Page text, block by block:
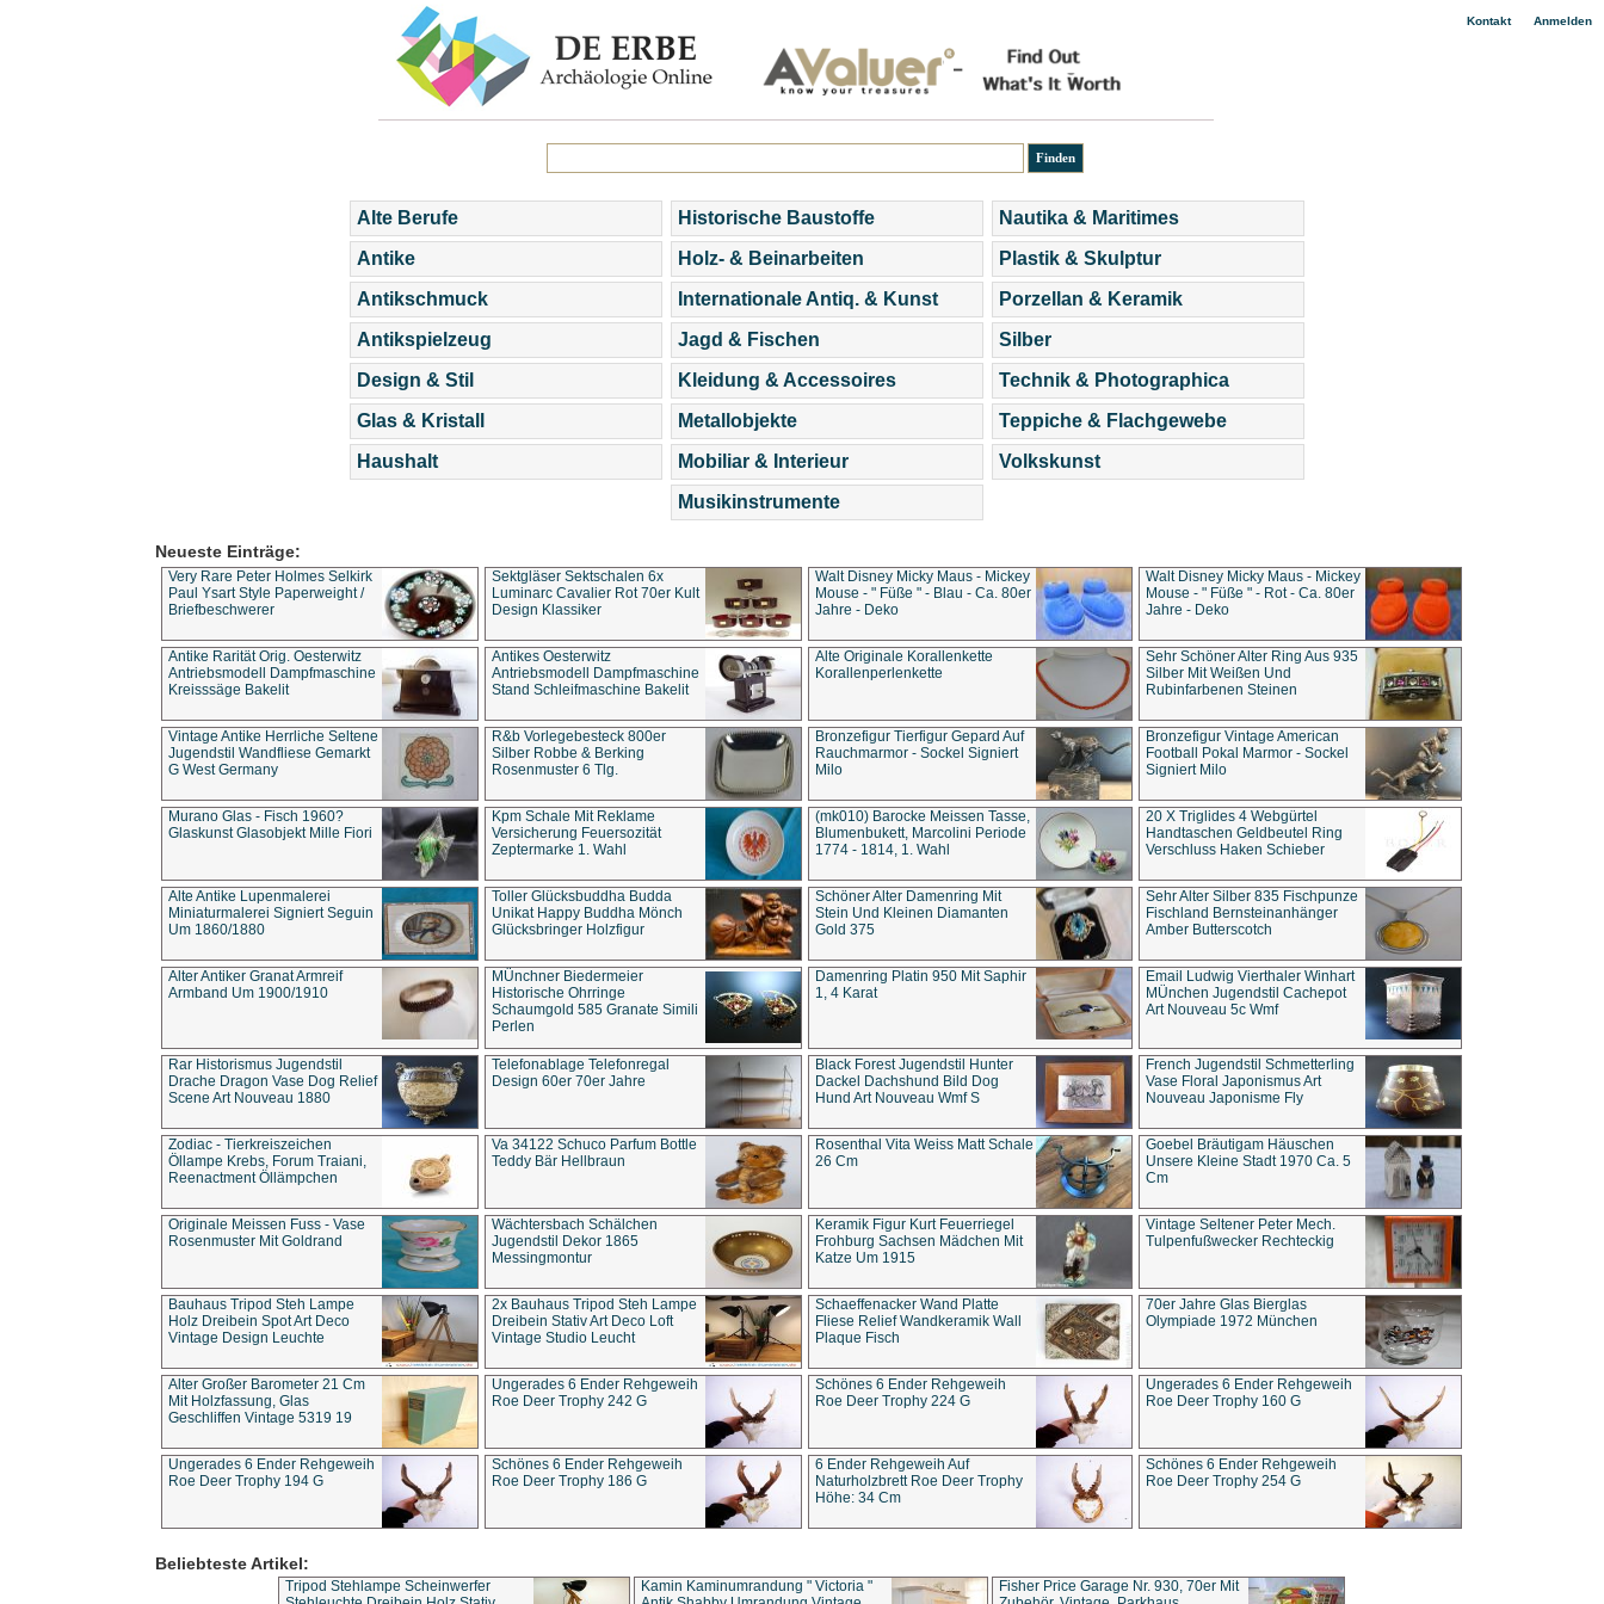
Kontakt| Anmelden
Alte Berufe
Antike
Antikschmuck
Antikspielzeug
Design & Stil
Glas & Kristall
Haushalt
Historische Baustoffe
Holz- & Beinarbeiten
Internationale Antiq. & Kunst
Jagd & Fischen
Kleidung & Accessoires
Metallobjekte
Mobiliar & Interieur
Musikinstrumente
Nautika & Maritimes
Plastik & Skulptur
Porzellan & Keramik
Silber
Technik & Photographica
Teppiche & Flachgewebe
Volkskunst
Neueste Einträge:
Very Rare Peter Holmes Selkirk
Paul Ysart Style Paperweight /
Briefbeschwerer
Sektgläser Sektschalen 6x
Luminarc Cavalier Rot 70er Kult
Design Klassiker
Walt Disney Micky Maus - Mickey
Mouse - " Füße " - Blau - Ca. 80er
Jahre - Deko
Walt Disney Micky Maus - Mickey
Mouse - " Füße " - Rot - Ca. 80er
Jahre - Deko
Antike Rarität Orig. Oesterwitz
Antriebsmodell Dampfmaschine
Kreisssäge Bakelit
Antikes Oesterwitz
Antriebsmodell Dampfmaschine
Stand Schleifmaschine Bakelit
Alte Originale Korallenkette
Korallenperlenkette
Sehr Schöner Alter Ring Aus 935
Silber Mit Weißen Und
Rubinfarbenen Steinen
Vintage Antike Herrliche Seltene
Jugendstil Wandfliese Gemarkt
G West Germany
R&b Vorlegebesteck 800er
Silber Robbe & Berking
Rosenmuster 6 Tlg.
Bronzefigur Tierfigur Gepard Auf
Rauchmarmor - Sockel Signiert
Milo
Bronzefigur Vintage American
Football Pokal Marmor - Sockel
Signiert Milo
Murano Glas - Fisch 1960?
Glaskunst Glasobjekt Mille Fiori
Kpm Schale Mit Reklame
Versicherung Feuersozität
Zeptermarke 1. Wahl
(mk010) Barocke Meissen Tasse,
Blumenbukett, Marcolini Periode
1774 - 1814, 1. Wahl
20 X Triglides 4 Webgürtel
Handtaschen Geldbeutel Ring
Verschluss Haken Schieber
Alte Antike Lupenmalerei
Miniaturmalerei Signiert Seguin
Um 1860/1880
Toller Glücksbuddha Budda
Unikat Happy Buddha Mönch
Glücksbringer Holzfigur
Schöner Alter Damenring Mit
Stein Und Kleinen Diamanten
Gold 375
Sehr Alter Silber 835 Fischpunze
Fischland Bernsteinanhänger
Amber Butterscotch
Alter Antiker Granat Armreif
Armband Um 1900/1910
MÜnchner Biedermeier
Historische Ohrringe
Schaumgold 585 Granate Simili
Perlen
Damenring Platin 950 Mit Saphir
1, 4 Karat
Email Ludwig Vierthaler Winhart
MÜnchen Jugendstil Cachepot
Art Nouveau 5c Wmf
Rar Historismus Jugendstil
Drache Dragon Vase Dog Relief
Scene Art Nouveau 1880
Telefonablage Telefonregal
Design 60er 70er Jahre
Black Forest Jugendstil Hunter
Dackel Dachshund Bild Dog
Hund Art Nouveau Wmf S
French Jugendstil Schmetterling
Vase Floral Japonismus Art
Nouveau Japonisme Fly
Zodiac - Tierkreiszeichen
Öllampe Krebs, Forum Traiani,
Reenactment Öllämpchen
Va 34122 Schuco Parfum Bottle
Teddy Bär Hellbraun
Rosenthal Vita Weiss Matt Schale
26 Cm
Goebel Bräutigam Häuschen
Unsere Kleine Stadt 1970 Ca. 5
Cm
Originale Meissen Fuss - Vase
Rosenmuster Mit Goldrand
Wächtersbach Schälchen
Jugendstil Dekor 1865
Messingmontur
Keramik Figur Kurt Feuerriegel
Frohburg Sachsen Mädchen Mit
Katze Um 1915
Vintage Seltener Peter Mech.
Tulpenfußwecker Rechteckig
Bauhaus Tripod Steh Lampe
Holz Dreibein Spot Art Deco
Vintage Design Leuchte
2x Bauhaus Tripod Steh Lampe
Dreibein Stativ Art Deco Loft
Vintage Studio Leucht
Schaeffenacker Wand Platte
Fliese Relief Wandkeramik Wall
Plaque Fisch
70er Jahre Glas Bierglas
Olympiade 1972 München
Alter Großer Barometer 21 Cm
Mit Holzfassung, Glas
Geschliffen Vintage 5319 19
Ungerades 6 Ender Rehgeweih
Roe Deer Trophy 242 G
Schönes 6 Ender Rehgeweih
Roe Deer Trophy 224 G
Ungerades 6 Ender Rehgeweih
Roe Deer Trophy 160 G
Ungerades 6 Ender Rehgeweih
Roe Deer Trophy 194 G
Schönes 6 Ender Rehgeweih
Roe Deer Trophy 186 G
6 Ender Rehgeweih Auf
Naturholzbrett Roe Deer Trophy
Höhe: 34 Cm
Schönes 6 Ender Rehgeweih
Roe Deer Trophy 254 G
Beliebteste Artikel:
Tripod Stehlampe Scheinwerfer
Kamin Kaminumrandung " Victoria "
Fisher Price Garage Nr. 930, 70er Mit